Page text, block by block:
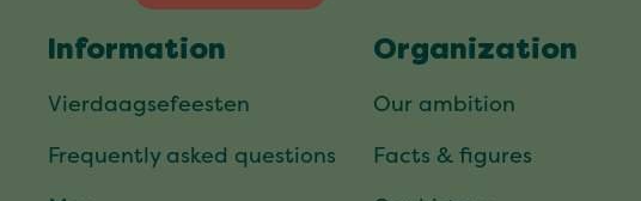
Information
Vierdaagsefeesten
Frequently asked questions
Organization
Our ambition
Facts & figures